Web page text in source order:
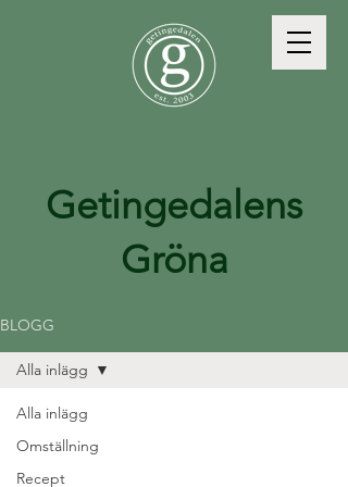
Getingedalens
Gröna
BLOGG
Alla inlägg
Omställning
Recept
Alla inlägg